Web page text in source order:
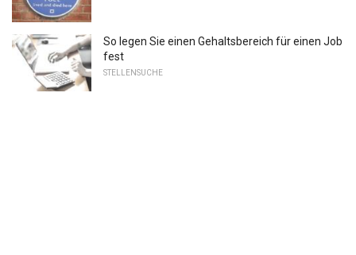
So legen Sie einen Gehaltsbereich für einen Job
fest
STELLENSUCHE